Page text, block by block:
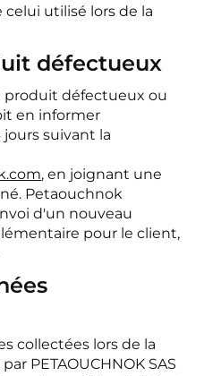
utilisé lors de la
défectueux
produit défectueux ou
en informer
suivant la
, en joignant une
Petaouchnok
d'un nouveau
pour le client,
collectées lors de la
PETAOUCHNOK SAS